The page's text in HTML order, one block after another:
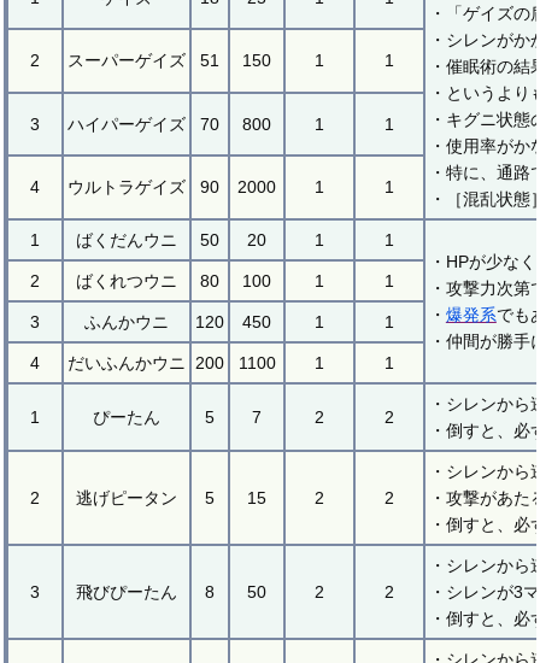
・「ゲイズ
・シレンが
・催眠術の
・というよ
・キグニ状
・使用率が
・特に、通
・［混乱状
2 スーパーゲイズ 51 150 1 1
3 ハイパーゲイズ 70 800 1 1
4 ウルトラゲイズ 90 2000 1 1
1 ばくだんウニ 50 20 1
1
・HPが少な
・攻撃力次
・ 爆発系でも
・仲間が勝
2 ばくれつウニ 80 100 1 1
3 ふんかウニ 120 450 1 1
4 だいふんかウニ 200 1100 1 1
1 ぴーたん 5 7 2 2
・シレンから
・倒すと、
2 逃げピータン 5 15 2 2
・シレンから
・攻撃があた
・倒すと、
3 飛びぴーたん 8 50 2 2
・シレンから
・シレンが3
・倒すと、必